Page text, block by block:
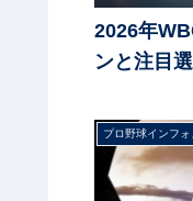
2026年
ンと注目
プロ野球インフ